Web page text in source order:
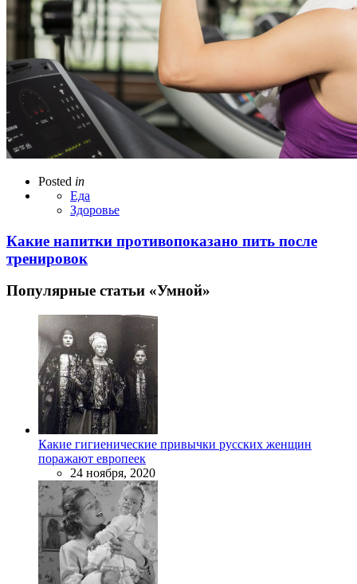
Posted in
Еда
Здоровье
Какие напитки противопоказано пить после
тренировок
Популярные статьи «Умной»
Какие гигиенические привычки русских женщин
поражают европеек
24 ноября, 2020